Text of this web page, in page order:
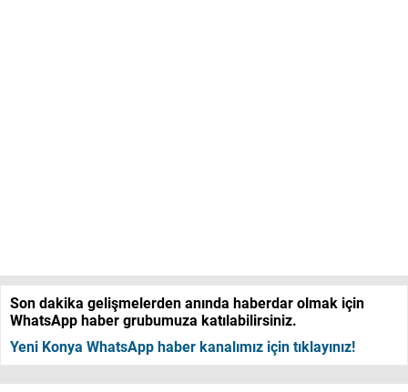
Son dakika gelişmelerden anında haberdar olmak için
WhatsApp haber grubumuza katılabilirsiniz.
Yeni Konya WhatsApp haber kanalımız için tıklayınız!